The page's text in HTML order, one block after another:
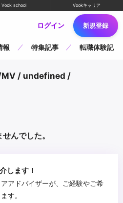
Vook school Vookキャリア
ログイン 新規登録
報 特集記事 転職体験記
MV / undefined /
んでした。
します！
アドバイザーが、ご経験やご希
す。